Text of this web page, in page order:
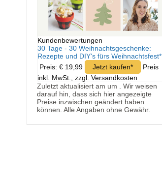
Kundenbewertungen
30 Tage - 30 Weihnachtsgeschenke:
Rezepte und DIY's fürs Weihnachtsfest*
Preis: € 19,99
Jetzt kaufen*
Preis
inkl. MwSt., zzgl. Versandkosten
Zuletzt aktualisiert am um . Wir weisen
darauf hin, dass sich hier angezeigte
Preise inzwischen geändert haben
können. Alle Angaben ohne Gewähr.